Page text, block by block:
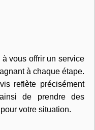
vous offrir un service
à chaque étape.
reflète précisément
de prendre des
votre situation.